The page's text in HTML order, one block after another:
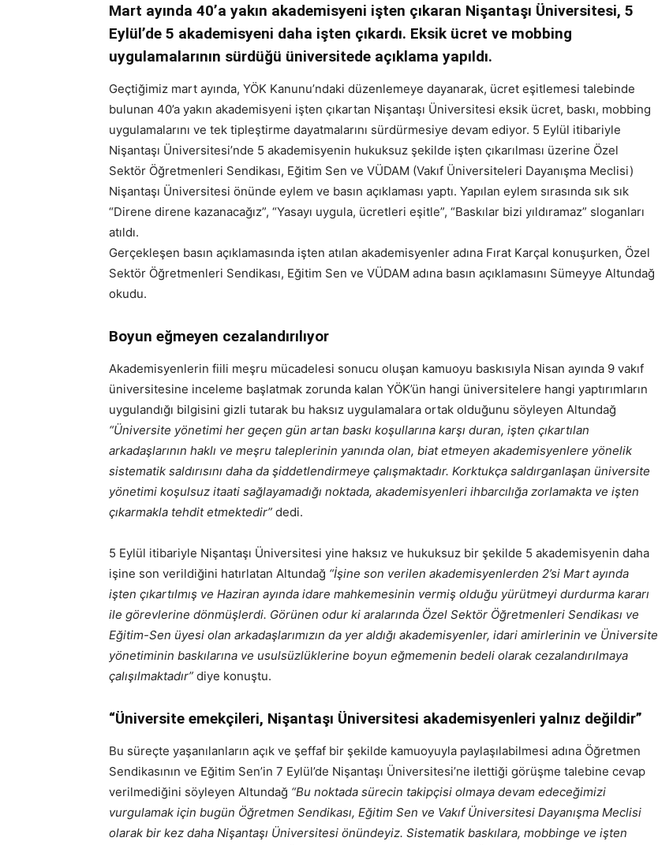
Mart ayında 40’a yakın akademisyeni işten çıkaran Nişantaşı Üniversitesi, 5
Eylül’de 5 akademisyeni daha işten çıkardı. Eksik ücret ve mobbing
uygulamalarının sürdüğü üniversitede açıklama yapıldı.
Geçtiğimiz mart ayında, YÖK Kanunu’ndaki düzenlemeye dayanarak, ücret eşitlemesi talebinde
bulunan 40’a yakın akademisyeni işten çıkartan Nişantaşı Üniversitesi eksik ücret, baskı, mobbing
uygulamalarını ve tek tipleştirme dayatmalarını sürdürmesiye devam ediyor. 5 Eylül itibariyle
Nişantaşı Üniversitesi’nde 5 akademisyenin hukuksuz şekilde işten çıkarılması üzerine Özel
Sektör Öğretmenleri Sendikası, Eğitim Sen ve VÜDAM (Vakıf Üniversiteleri Dayanışma Meclisi)
Nişantaşı Üniversitesi önünde eylem ve basın açıklaması yaptı. Yapılan eylem sırasında sık sık
“Direne direne kazanacağız”, “Yasayı uygula, ücretleri eşitle”, “Baskılar bizi yıldıramaz” sloganları
atıldı.
Gerçekleşen basın açıklamasında işten atılan akademisyenler adına Fırat Karçal konuşurken, Özel
Sektör Öğretmenleri Sendikası, Eğitim Sen ve VÜDAM adına basın açıklamasını Sümeyye Altundağ
okudu.
Boyun eğmeyen cezalandırılıyor
Akademisyenlerin fiili meşru mücadelesi sonucu oluşan kamuoyu baskısıyla Nisan ayında 9 vakıf
üniversitesine inceleme başlatmak zorunda kalan YÖK’ün hangi üniversitelere hangi yaptırımların
uygulandığı bilgisini gizli tutarak bu haksız uygulamalara ortak olduğunu söyleyen Altundağ
“Üniversite yönetimi her geçen gün artan baskı koşullarına karşı duran, işten çıkartılan
arkadaşlarının haklı ve meşru taleplerinin yanında olan, biat etmeyen akademisyenlere yönelik
sistematik saldırısını daha da şiddetlendirmeye çalışmaktadır. Korktukça saldırganlaşan üniversite
yönetimi koşulsuz itaati sağlayamadığı noktada, akademisyenleri ihbarcılığa zorlamakta ve işten
çıkarmakla tehdit etmektedir” dedi.
5 Eylül itibariyle Nişantaşı Üniversitesi yine haksız ve hukuksuz bir şekilde 5 akademisyenin daha
işine son verildiğini hatırlatan Altundağ “İşine son verilen akademisyenlerden 2’si Mart ayında
işten çıkartılmış ve Haziran ayında idare mahkemesinin vermiş olduğu yürütmeyi durdurma kararı
ile görevlerine dönmüşlerdi. Görünen odur ki aralarında Özel Sektör Öğretmenleri Sendikası ve
Eğitim-Sen üyesi olan arkadaşlarımızın da yer aldığı akademisyenler, idari amirlerinin ve Üniversite
yönetiminin baskılarına ve usulsüzlüklerine boyun eğmemenin bedeli olarak cezalandırılmaya
çalışılmaktadır” diye konuştu.
“Üniversite emekçileri, Nişantaşı Üniversitesi akademisyenleri yalnız değildir”
Bu süreçte yaşanılanların açık ve şeffaf bir şekilde kamuoyuyla paylaşılabilmesi adına Öğretmen
Sendikasının ve Eğitim Sen’in 7 Eylül’de Nişantaşı Üniversitesi’ne ilettiği görüşme talebine cevap
verilmediğini söyleyen Altundağ “Bu noktada sürecin takipçisi olmaya devam edeceğimizi
vurgulamak için bugün Öğretmen Sendikası, Eğitim Sen ve Vakıf Üniversitesi Dayanışma Meclisi
olarak bir kez daha Nişantaşı Üniversitesi önündeyiz. Sistematik baskılara, mobbinge ve işten